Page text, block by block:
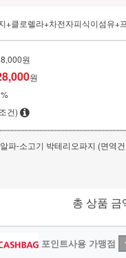
+클로렐라+차전자피식이섬유+
원
원
건)
파-소고기 박테리오파지 (면역
총 상품 금
포인트사용 가맹점